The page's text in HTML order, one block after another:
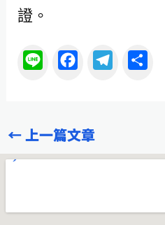
證。
b
o
r
←上一篇文章